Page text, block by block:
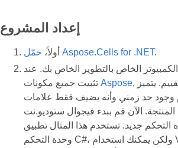
إعداد المشروع
أولاً، حمّل Aspose.Cells for .NET.
الخاص بالتطوير الخاص بك. عند
Aspose, تعمل في وضع التقييم. يتميز
وجود حد زمني وأنه يضيف فقط علامات
المنتجة. الآن قم ببدء فيجوال ستوديو.نت
جديد. تستخدم هذا المثال تطبيق
وحدة التحكم C#، ولكن يمكنك استخدام VB.NET أيضًا. أضف